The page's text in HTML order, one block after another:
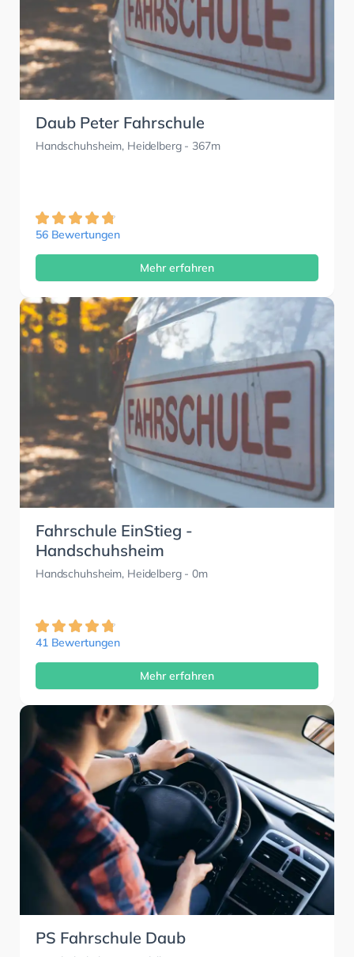
Daub Peter Fahrschule
Handschuhsheim, Heidelberg- 367m
56 Bewertungen
Mehr erfahren
Fahrschule EinStieg -
Handschuhsheim
Handschuhsheim, Heidelberg- 0m
41 Bewertungen
Mehr erfahren
PS Fahrschule Daub